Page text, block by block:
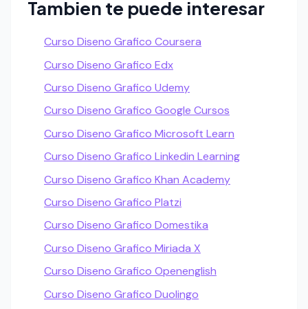
Tambien te puede interesar
Curso Diseno Grafico Coursera
Curso Diseno Grafico Edx
Curso Diseno Grafico Udemy
Curso Diseno Grafico Google Cursos
Curso Diseno Grafico Microsoft Learn
Curso Diseno Grafico Linkedin Learning
Curso Diseno Grafico Khan Academy
Curso Diseno Grafico Platzi
Curso Diseno Grafico Domestika
Curso Diseno Grafico Miriada X
Curso Diseno Grafico Openenglish
Curso Diseno Grafico Duolingo